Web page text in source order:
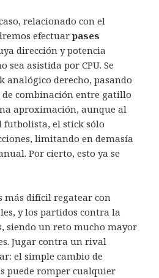
relacionado con el
efectuarpases
dirección y potencia
sea asistida por CPU. Se
analógico derecho, pasando
de combinación entre gatillo
aproximación, aunque al
el stick sólo
limitando en demasía
Por cierto, esto ya se
más difícil regatear con
y los partidos contra la
siendo un reto mucho mayor
Jugar contra un rival
el simple cambio de
puede romper cualquier